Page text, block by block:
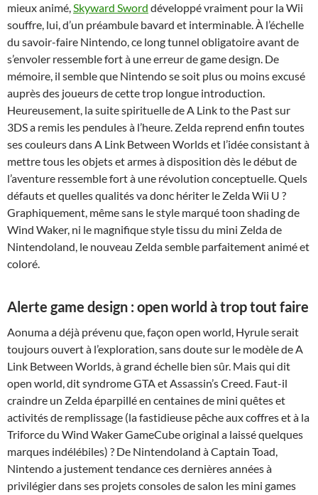
mieux animé,Skyward Sword développé vraiment pour la Wii
souffre, lui, d’un préambule bavard et interminable. À l’échelle
du savoir-faire Nintendo, ce long tunnel obligatoire avant de
s’envoler ressemble fort à une erreur de game design. De
mémoire, il semble que Nintendo se soit plus ou moins excusé
auprès des joueurs de cette trop longue introduction.
Heureusement, la suite spirituelle de A Link to the Past sur
3DS a remis les pendules à l’heure. Zelda reprend enfin toutes
ses couleurs dans A Link Between Worlds et l’idée consistant à
mettre tous les objets et armes à disposition dès le début de
l’aventure ressemble fort à une révolution conceptuelle. Quels
défauts et quelles qualités va donc hériter le Zelda Wii U ?
Graphiquement, même sans le style marqué toon shading de
Wind Waker, ni le magnifique style tissu du mini Zelda de
Nintendoland, le nouveau Zelda semble parfaitement animé et
coloré.
Alerte game design : open world à trop tout faire
Aonuma a déjà prévenu que, façon open world, Hyrule serait
toujours ouvert à l’exploration, sans doute sur le modèle de A
Link Between Worlds, à grand échelle bien sûr. Mais qui dit
open world, dit syndrome GTA et Assassin’s Creed. Faut-il
craindre un Zelda éparpillé en centaines de mini quêtes et
activités de remplissage (la fastidieuse pêche aux coffres et à la
Triforce du Wind Waker GameCube original a laissé quelques
marques indélébiles) ? De Nintendoland à Captain Toad,
Nintendo a justement tendance ces dernières années à
privilégier dans ses projets consoles de salon les mini games